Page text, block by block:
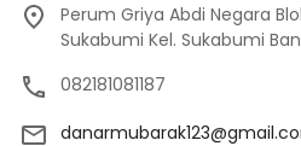
Perum Griya Abdi Negara
Sukabumi Kel. Sukabumi
082181081187